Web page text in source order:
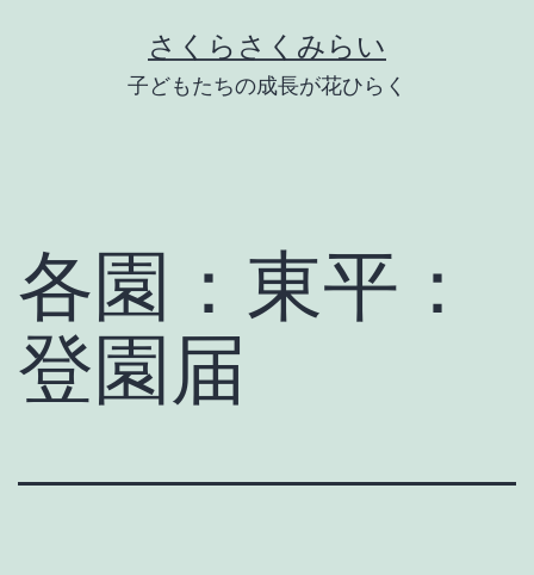
さくらさくみらい
子どもたちの成長が花ひらく
各園：東平：
登園届